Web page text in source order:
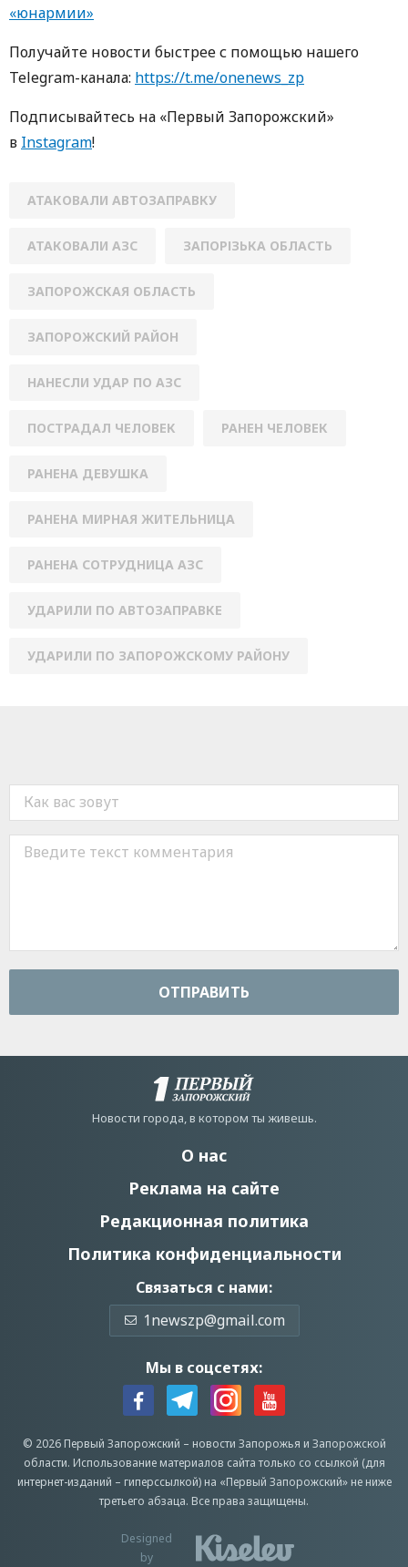
«юнармии»
Получайте новости быстрее с помощью нашего
Telegram-канала: https://t.me/onenews_zp
Подписывайтесь на «Первый Запорожский»
в Instagram!
АТАКОВАЛИ АВТОЗАПРАВКУ
АТАКОВАЛИ АЗС ЗАПОРІЗЬКА ОБЛАСТЬ
ЗАПОРОЖСКАЯ ОБЛАСТЬ
ЗАПОРОЖСКИЙ РАЙОН
НАНЕСЛИ УДАР ПО АЗС
ПОСТРАДАЛ ЧЕЛОВЕК РАНЕН ЧЕЛОВЕК
РАНЕНА ДЕВУШКА
РАНЕНА МИРНАЯ ЖИТЕЛЬНИЦА
РАНЕНА СОТРУДНИЦА АЗС
УДАРИЛИ ПО АВТОЗАПРАВКЕ
УДАРИЛИ ПО ЗАПОРОЖСКОМУ РАЙОНУ
ОТПРАВИТЬ
Новости города, в котором ты живешь.
О нас
Реклама на сайте
Редакционная политика
Политика конфиденциальности
Связаться с нами:
1newszp@gmail.com
Мы в соцсетях:
© 2026 Первый Запорожский – новости Запорожья и Запорожской
области. Использование материалов сайта только со ссылкой (для
интернет-изданий – гиперссылкой) на «Первый Запорожский» не ниже
третьего абзаца. Все права защищены.
Designed
by